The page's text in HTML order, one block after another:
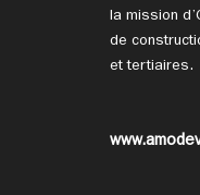
la mission
de
et tertiaires.